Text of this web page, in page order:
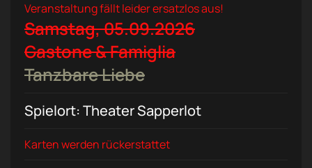
Veranstaltung fällt leider ersatzlos aus!
Samstag, 05.09.2026
Gastone & Famiglia
Tanzbare Liebe
Spielort: Theater Sapperlot
Karten werden rückerstattet